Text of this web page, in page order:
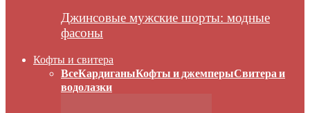
Джинсовые мужские шорты: модные
фасоны
Кофты и свитера
ВсеКардиганыКофты и джемперыСвитера и
водолазки